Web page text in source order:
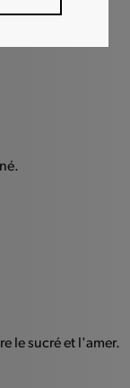
le sucré et l'amer.